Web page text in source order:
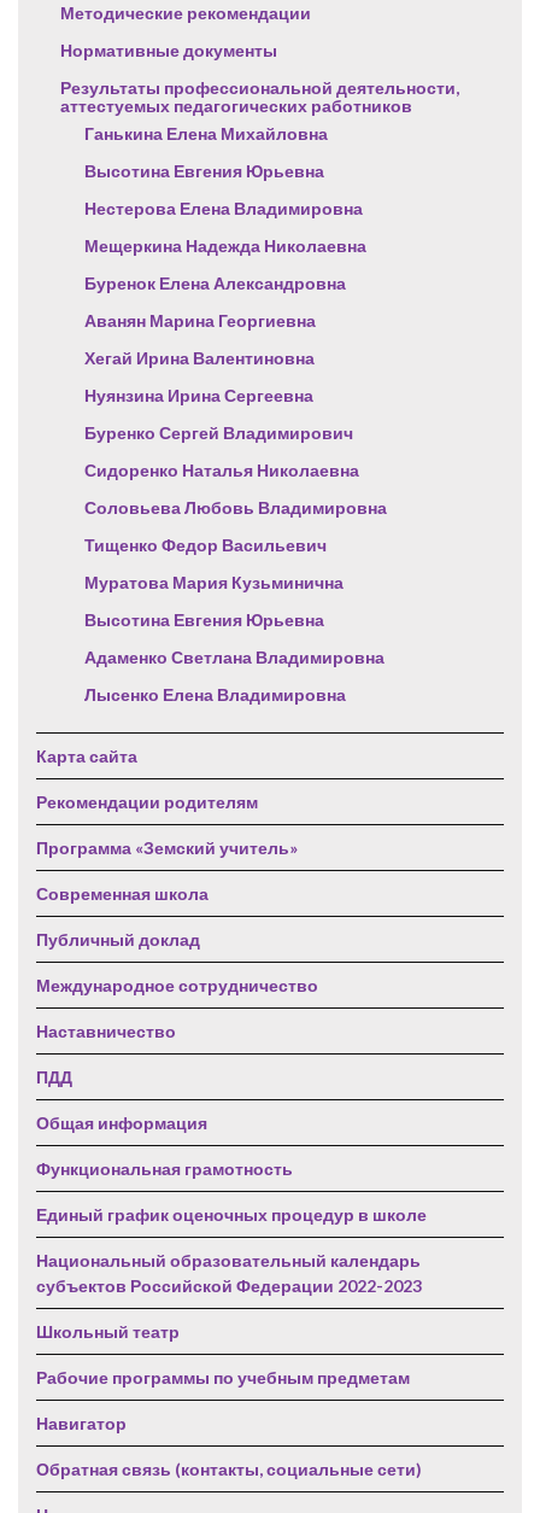
Методические рекомендации
Нормативные документы
Результаты профессиональной деятельности,
аттестуемых педагогических работников
Ганькина Елена Михайловна
Высотина Евгения Юрьевна
Нестерова Елена Владимировна
Мещеркина Надежда Николаевна
Буренок Елена Александровна
Аванян Марина Георгиевна
Хегай Ирина Валентиновна
Нуянзина Ирина Сергеевна
Буренко Сергей Владимирович
Сидоренко Наталья Николаевна
Соловьева Любовь Владимировна
Тищенко Федор Васильевич
Муратова Мария Кузьминична
Высотина Евгения Юрьевна
Адаменко Светлана Владимировна
Лысенко Елена Владимировна
Карта сайта
Рекомендации родителям
Программа «Земский учитель»
Современная школа
Публичный доклад
Международное сотрудничество
Наставничество
ПДД
Общая информация
Функциональная грамотность
Единый график оценочных процедур в школе
Национальный образовательный календарь
субъектов Российской Федерации 2022-2023
Школьный театр
Рабочие программы по учебным предметам
Навигатор
Обратная связь (контакты, социальные сети)